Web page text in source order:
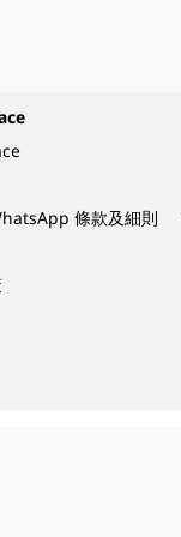
條款及細則